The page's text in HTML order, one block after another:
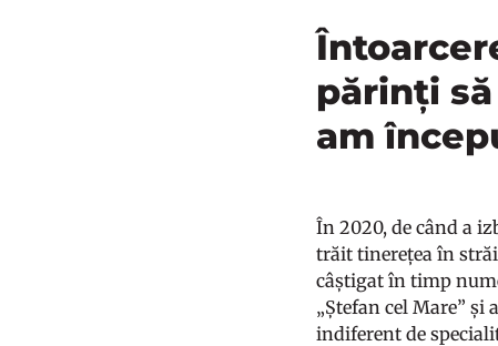
părinți
am
În 2020, de când a
trăit tinerețea în
câștigat în timp
„Ștefan cel Mare” și
indiferent de